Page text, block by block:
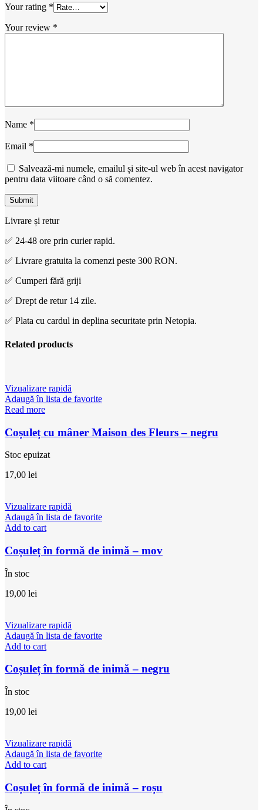
Your rating *
Your review *
Name *
Email *
Salvează-mi numele, emailul și site-ul web în acest navigator
pentru data viitoare când o să comentez.
Livrare și retur
✅ 24-48 ore prin curier rapid.
✅ Livrare gratuita la comenzi peste 300 RON.
✅ Cumperi fără griji
✅ Drept de retur 14 zile.
✅ Plata cu cardul in deplina securitate prin Netopia.
Related products
Vizualizare rapidă
Adaugă în lista de favorite
Read more
Coșuleț cu mâner Maison des Fleurs – negru
Stoc epuizat
17,00 lei
Vizualizare rapidă
Adaugă în lista de favorite
Add to cart
Coșuleț în formă de inimă – mov
În stoc
19,00 lei
Vizualizare rapidă
Adaugă în lista de favorite
Add to cart
Coșuleț în formă de inimă – negru
În stoc
19,00 lei
Vizualizare rapidă
Adaugă în lista de favorite
Add to cart
Coșuleț în formă de inimă – roșu